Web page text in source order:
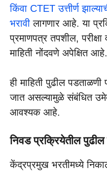
किंवा CTET उत्तीर्ण
भरावी लागणार आहे. या
प्रमाणपत्र तपशील,
माहिती नोंदवणे अपेक्षित आहे.
ही माहिती पुढील पडताळणी
जात असल्यामुळे संबंधित
आवश्यक आहे.
निवड प्रक्रियेतील
केंद्रप्रमुख भरतीमध्ये